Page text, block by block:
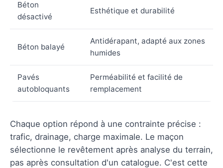
Béton
désactivé
Esthétique et durabilité
Béton balayé
Antidérapant, adapté aux zones
humides
Pavés
autobloquants
Perméabilité et facilité de
remplacement
Chaque option répond à une contrainte précise :
trafic, drainage, charge maximale. Le maçon
sélectionne le revêtement après analyse du terrain,
pas après consultation d'un catalogue. C'est cette